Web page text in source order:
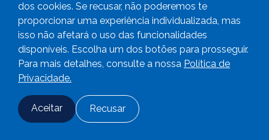
Fale conosco Adesão
Links úteis
CBS Previdência -2023Todos os direitos reservados
Desenvolvido com
dos cookies. Se recusar, não poderemos te
proporcionar uma experiência individualizada, mas
isso não afetará o uso das funcionalidades
disponíveis. Escolha um dos botões para prosseguir.
Para mais detalhes, consulte a nossa Política de
Privacidade.
Aceitar Recusar